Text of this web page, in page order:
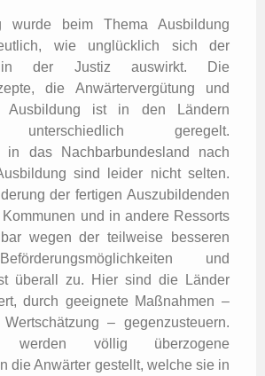
wurde beim Thema Ausbildung
wie unglücklich sich der
in der Justiz auswirkt. Die
die Anwärtervergütung und
ist in den Ländern
unterschiedlich geregelt.
in das Nachbarbundesland nach
sind leider nicht selten.
der fertigen Auszubildenden
und in andere Ressorts
wegen der teilweise besseren
und
überall zu. Hier sind die Länder
durch geeignete Maßnahmen –
– gegenzusteuern.
völlig überzogene
die Anwärter gestellt, welche sie in